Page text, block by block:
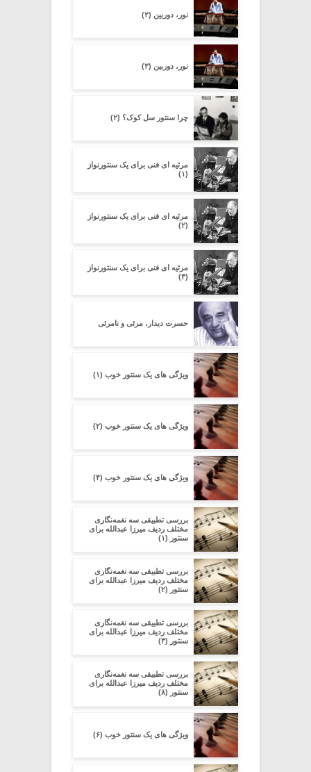
نور، دوربین (۲)
نور، دوربین (۳)
چرا سنتور سل کوک؟ (۲)
مرثیه ای فنی برای یک سنتورنواز
(۱)
مرثیه ای فنی برای یک سنتورنواز
(۲)
مرثیه ای فنی برای یک سنتورنواز
(۳)
حسرت دیدار، مرئی و نامرئی
ویژگی های یک سنتور خوب (۱)
ویژگی های یک سنتور خوب (۲)
ویژگی های یک سنتور خوب (۴)
بررسی تطبیقی سه نغمه‌نگاری
مختلف ردیف میرزا عبدالله برای
سنتور (۱)
بررسی تطبیقی سه نغمه‌نگاری
مختلف ردیف میرزا عبدالله برای
سنتور (۲)
بررسی تطبیقی سه نغمه‌نگاری
مختلف ردیف میرزا عبدالله برای
سنتور (۳)
بررسی تطبیقی سه نغمه‌نگاری
مختلف ردیف میرزا عبدالله برای
سنتور (۸)
ویژگی های یک سنتور خوب (۶)